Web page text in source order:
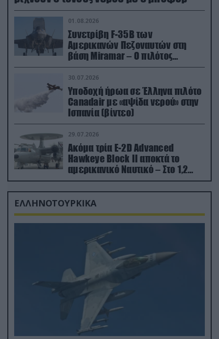
01.08.2026
Συνετρίβη F-35B των
Αμερικανών Πεζοναυτών στη
βάση Miramar – Ο πιλότος
εκτινάχθηκε εγκαίρως
30.07.2026
Υποδοχή ήρωα σε Έλληνα πιλότο
Canadair με «αψίδα νερού» στην
Ισπανία (βίντεο)
29.07.2026
Ακόμα τρία E-2D Advanced
Hawkeye Block II αποκτά το
αμερικανικό Ναυτικό – Στο 1,2
δισ.δολάρια το κόστος
ΕΛΛΗΝΟΤΟΥΡΚΙΚΑ